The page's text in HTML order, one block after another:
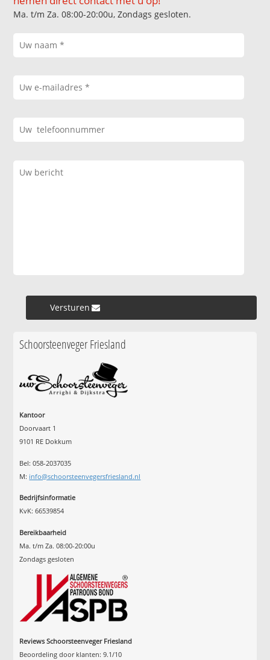
Ma. t/m Za. 08:00-20:00u, Zondags gesloten.
Versturen »
Schoorsteenveger Friesland
Kantoor
Doorvaart 1
9101 RE Dokkum
Bel: 058-2037035
M: info@schoorsteenvegersfriesland.nl
Bedrijfsinformatie
KvK: 66539854
Bereikbaarheid
Ma. t/m Za. 08:00-20:00u
Zondags gesloten
Reviews Schoorsteenveger Friesland
Beoordeling door klanten:9.1/10